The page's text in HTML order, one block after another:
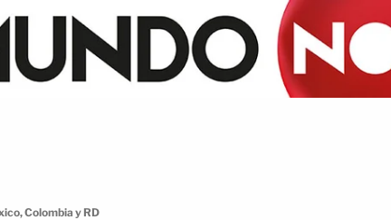
Colombia y RD